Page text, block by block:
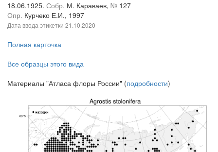
18.06.1925. Собр. М. Караваев, № 127
Опр. Курчеко Е.И., 1997
Дата ввода этикетки 21.10.2020
Полная карточка
Все образцы этого вида
Материалы "Атласа флоры России" (подробности)